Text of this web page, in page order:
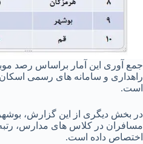
جمع آوری این آمار براساس رصد
راهداری و سامانه های رسمی
است.
در بخش دیگری از این گزارش،
مسافران در کلاس های مدارس،
اختصاص داده است.